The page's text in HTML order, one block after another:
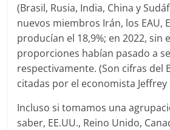
(Brasil, Rusia, India, China y
nuevos miembros Irán, los EAU,
producían el 18,9%; en 2022, sin
proporciones habían pasado a
respectivamente. (Son cifras del
citadas por el economista Jeffrey
Incluso si tomamos una
saber, EE.UU., Reino Unido,